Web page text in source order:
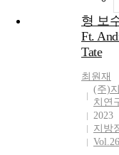
형 보
Ft.
Tate
최원재
(주)
치연
2023
지방